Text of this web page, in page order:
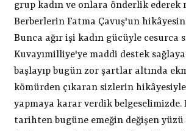
grup kadın ve onlara önderlik ederek
Berberlerin Fatma Çavuş'un
Bunca ağır işi kadın gücüyle cesurca
Kuvayımilliye'ye maddi destek
başlayıp bugün zor şartlar altında
kömürden çıkaran sizlerin hikâyesiyle
yapmaya karar verdik belgeselimizde.
tarihten bugüne emeğin değişen yüzü